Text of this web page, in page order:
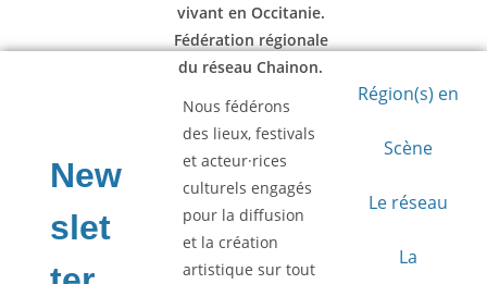
vivant en Occitanie.
Fédération régionale
du réseau Chainon.
Nous fédérons
des lieux, festivals
et acteur·rices
culturels engagés
pour la diffusion
et la création
artistique sur tout
Région(s) en
Scène
Le réseau
La